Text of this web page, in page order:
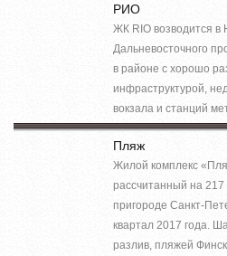
РИО
ЖК RIO возводится в
Дальневосточного
в районе с хорошо
инфраструктурой,
вокзала и станций
Пляж
Жилой комплекс
рассчитанный на
пригороде Санкт-
квартал 2017 года.
разлив, пляжей